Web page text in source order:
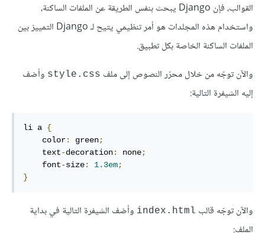
القوالب، فإن Django يبحث بنفس الطريقة عن الملفات الساكنة،
واستخدام هذه المجلدات هو أمر تنظيمي يتيح لـ Django التمييز بين
الملفات الساكنة الخاصة بكل تطبيق.
والآن توجّه من خلال محرّر النصوص إلى ملف style.css وأضف
إليه الشيفرة التالية:
li a {
color: green;
text-decoration: none;
font-size: 1.3em;
}
والآن توجّه قالب index.html وأضف الشيفرة التالية في بداية
الملف: